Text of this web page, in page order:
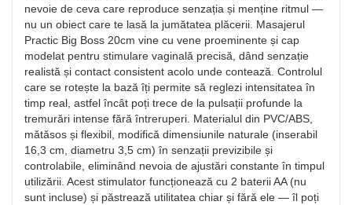
nevoie de ceva care reproduce senzația și menține ritmul —
nu un obiect care te lasă la jumătatea plăcerii. Masajerul
Practic Big Boss 20cm vine cu vene proeminente și cap
modelat pentru stimulare vaginală precisă, dând senzație
realistă și contact consistent acolo unde contează. Controlul
care se rotește la bază îți permite să reglezi intensitatea în
timp real, astfel încât poți trece de la pulsații profunde la
tremurări intense fără întreruperi. Materialul din PVC/ABS,
mătăsos și flexibil, modifică dimensiunile naturale (inserabil
16,3 cm, diametru 3,5 cm) în senzații previzibile și
controlabile, eliminând nevoia de ajustări constante în timpul
utilizării. Acest stimulator funcționează cu 2 baterii AA (nu
sunt incluse) și păstrează utilitatea chiar și fără ele — îl poți